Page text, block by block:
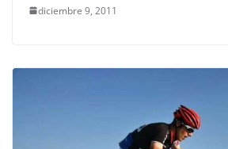
diciembre 9, 2011